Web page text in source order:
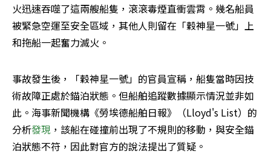
火迅速吞噬了這兩艘船隻，滾滾毒煙直衝雲霄。幾名船員
被緊急空運至安全區域，其他人則留在「穀神星一號」上
和拖船一起奮力滅火。
事故發生後，「穀神星一號」的官員宣稱，船隻當時因技
術故障正處於錨泊狀態。但船舶追蹤數據顯示情況並非如
此。海事新聞機構《勞埃德船舶日報》（Lloyd's List）的
分析發現 ，該船在碰撞前出現了不規則的移動，與安全錨
泊狀態不符，因此對官方的說法提出了質疑。